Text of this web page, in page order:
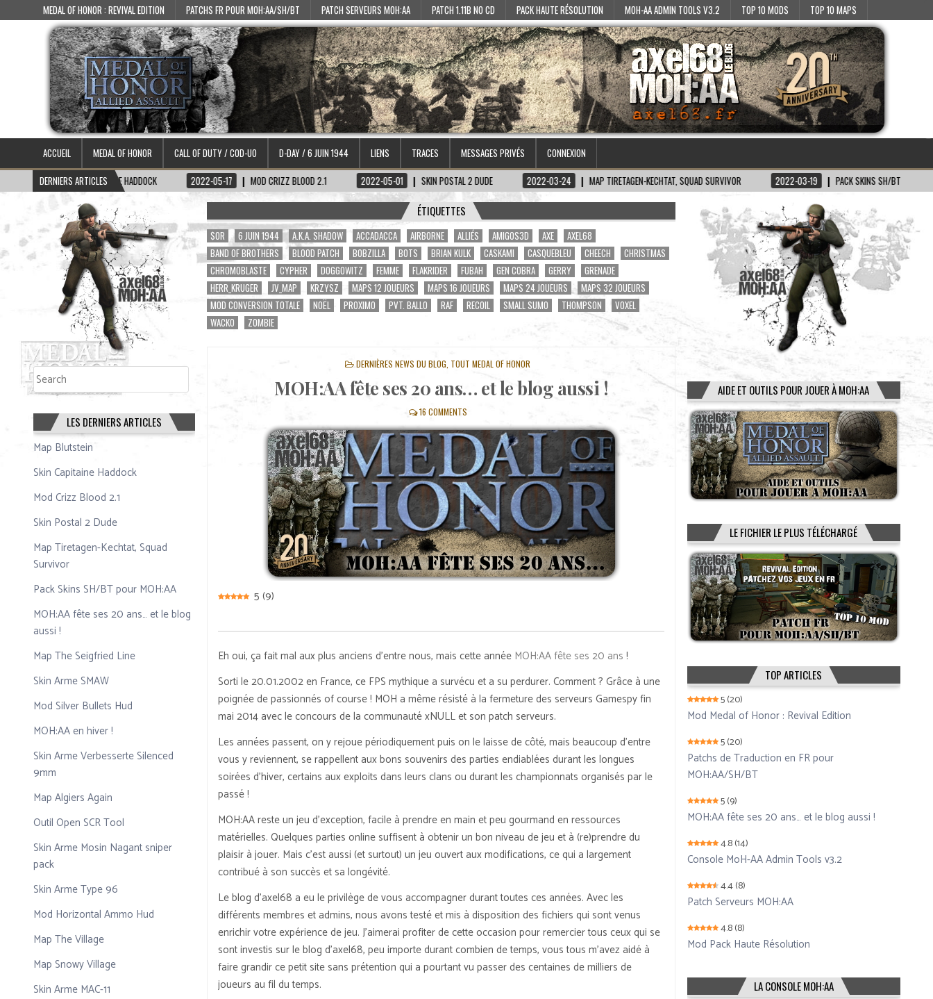
MEDAL OF HONOR : REVIVAL EDITION PATCHS FR POUR MOH:AA/SH/BT PATCH SERVEURS MOH:AA PATCH 1.11B NO CD PACK HAUTE RÉSOLUTION MOH-AA ADMIN TOOLS V3.2 TOP 10 MODS TOP 10 MAPS
ACCUEIL MEDAL OF HONOR CALL OF DUTY / COD-UO D-DAY / 6 JUIN 1944 LIENS TRACES MESSAGES PRIVÉS
CONNEXION
DERNIERS ARTICLES
HADDOCK 2022-05-17 MOD CRIZZ BLOOD 2.1 2022-05-01 SKIN POSTAL 2 DUDE 2022-03-24 MAP TIRETAGEN-KECHTAT, SQUAD SURVIVOR 2022-03-19 PACK SKINS SH/BT POUR MOH:AA
ÉTIQUETTES
$OR 6 JUIN 1944 A.K.A. SHADOW ACCADACCA AIRBORNE ALLIÉS AMIGOS3D AXE
AXEL68
BAND OF BROTHERS
BLOOD PATCH BOBZILLA BOTS BRIAN KULK CASKAMI CASQUEBLEU CHEECH
CHRISTMAS
CHROMOBLASTE
CYPHER DOGGOWITZ FEMME FLAKRIDER FUBAH GEN COBRA GERRY
GRENADE
HERR_KRUGER
JV_MAP KRZYSZ MAPS 12 JOUEURS MAPS 16 JOUEURS MAPS 24 JOUEURS
MAPS 32 JOUEURS
MOD CONVERSION TOTALE
NOËL PROXIMO PVT. BALLO RAF RECOIL SMALL SUMO THOMPSON
VOXEL
WACKO
ZOMBIE
POSTED
DERNIÈRES NEWS DU BLOG TOUT MEDAL OF HONOR
MOH:AA fête ses 20 ans… et le blog aussi !
16 COMMENTS
5 (9)
Eh oui, ça fait mal aux plus anciens d’entre nous, mais cette année MOH:AA fête ses 20 ans !
Sorti le 20.01.2002 en France, ce FPS mythique a survécu et a su perdurer. Comment ? Grâce à une
poignée de passionnés of course ! MOH a même résisté à la fermeture des serveurs Gamespy fin
mai 2014 avec le concours de la communauté xNULL et son patch serveurs.
Les années passent, on y rejoue périodiquement puis on le laisse de côté, mais beaucoup d’entre
vous y reviennent, se rappellent aux bons souvenirs des parties endiablées durant les longues
soirées d’hiver, certains aux exploits dans leurs clans ou durant les championnats organisés par le
passé !
MOH:AA reste un jeu d’exception, facile à prendre en main et peu gourmand en ressources
matérielles. Quelques parties online suffisent à obtenir un bon niveau de jeu et à (re)prendre du
plaisir à jouer. Mais c’est aussi (et surtout) un jeu ouvert aux modifications, ce qui a largement
contribué à son succès et sa longévité.
Le blog d’axel68 a eu le privilège de vous accompagner durant toutes ces années. Avec les
différents membres et admins, nous avons testé et mis à disposition des fichiers qui sont venus
enrichir votre expérience de jeu. J’aimerai profiter de cette occasion pour remercier tous ceux qui se
sont investis sur le blog d’axel68, peu importe durant combien de temps, vous tous m’avez aidé à
faire grandir ce petit site sans prétention qui a pourtant vu passer des centaines de milliers de
joueurs au fil du temps.
Rechercher
LES DERNIERS ARTICLES
Map Blutstein
Skin Capitaine Haddock
Mod Crizz Blood 2.1
Skin Postal 2 Dude
Map Tiretagen-Kechtat, Squad
Survivor
Pack Skins SH/BT pour MOH:AA
MOH:AA fête ses 20 ans… et le blog
aussi !
Map The Seigfried Line
Skin Arme SMAW
Mod Silver Bullets Hud
MOH:AA en hiver !
Skin Arme Verbesserte Silenced
9mm
Map Algiers Again
Outil Open SCR Tool
Skin Arme Mosin Nagant sniper
pack
Skin Arme Type 96
Mod Horizontal Ammo Hud
Map The Village
Map Snowy Village
Skin Arme MAC-11
AIDE ET OUTILS POUR JOUER À MOH:AA
LE FICHIER LE PLUS TÉLÉCHARGÉ
TOP ARTICLES
5(20)
Mod Medal of Honor : Revival Edition
5(20)
Patchs de Traduction en FR pour
MOH:AA/SH/BT
5(9)
MOH:AA fête ses 20 ans… et le blog aussi !
4.8(14)
Console MoH-AA Admin Tools v3.2
4.4(8)
Patch Serveurs MOH:AA
4.8(8)
Mod Pack Haute Résolution
LA CONSOLE MOH:AA